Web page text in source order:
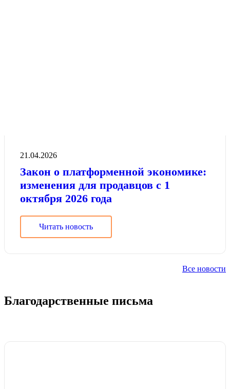
21.04.2026
Закон о платформенной экономике:
изменения для продавцов с 1
октября 2026 года
Читать новость
Все новости
Благодарственные письма